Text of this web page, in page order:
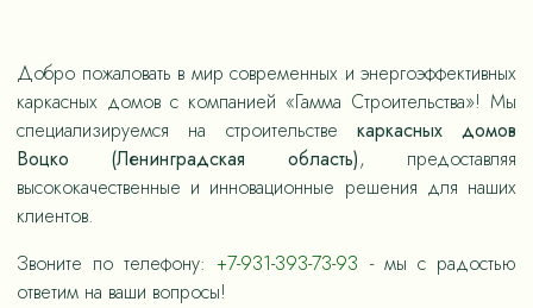
Добро пожаловать в мир современных и энергоэффективных
каркасных домов с компанией «Гамма Строительства»! Мы
специализируемся на строительстве каркасных домов
Воцко (Ленинградская область), предоставляя
высококачественные и инновационные решения для наших
клиентов.
Звоните по телефону:+7-931-393-73-93 - мы с радостью
ответим на ваши вопросы!